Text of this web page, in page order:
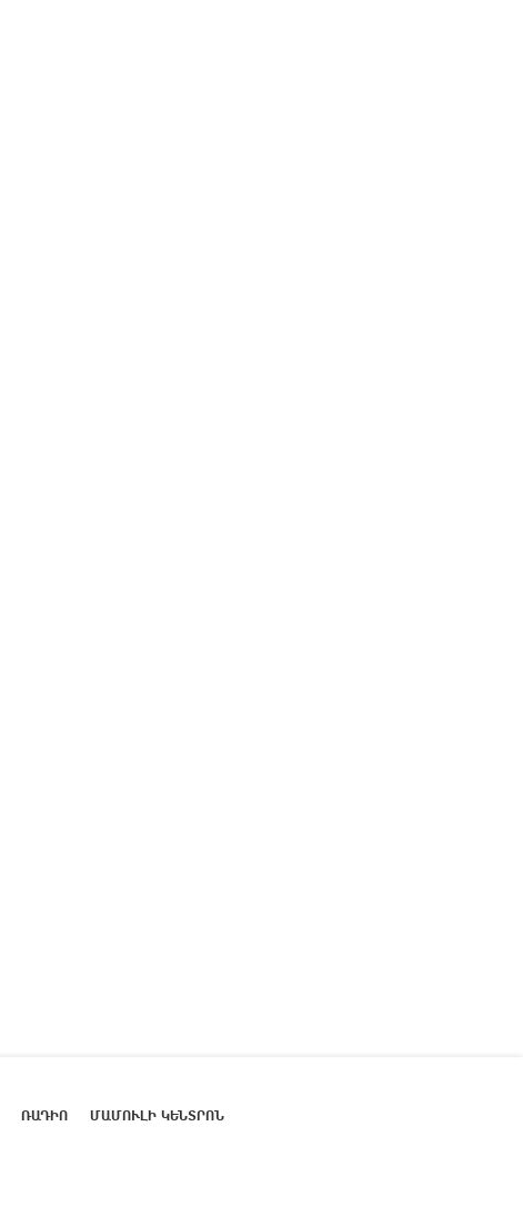
ՌԱԴԻՈ ՄԱՄՈՒԼԻ ԿԵՆՏՐՈՆ